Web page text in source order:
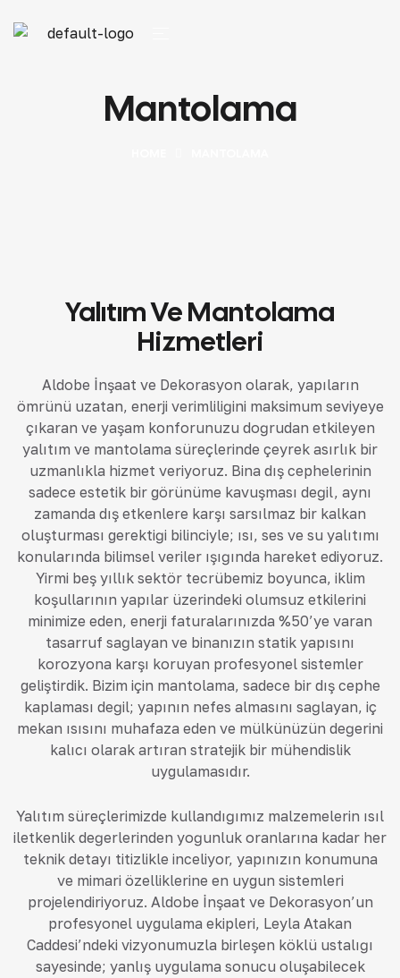
Mantolama
Yalıtım Ve Mantolama
Hizmetleri
Aldobe İnşaat ve Dekorasyon olarak, yapıların
ömrünü uzatan, enerji verimliliğini maksimum seviyeye
çıkaran ve yaşam konforunuzu doğrudan etkileyen
yalıtım ve mantolama süreçlerinde çeyrek asırlık bir
uzmanlıkla hizmet veriyoruz. Bina dış cephelerinin
sadece estetik bir görünüme kavuşması değil, aynı
zamanda dış etkenlere karşı sarsılmaz bir kalkan
oluşturması gerektiği bilinciyle; ısı, ses ve su yalıtımı
konularında bilimsel veriler ışığında hareket ediyoruz.
Yirmi beş yıllık sektör tecrübemiz boyunca, iklim
koşullarının yapılar üzerindeki olumsuz etkilerini
minimize eden, enerji faturalarınızda %50’ye varan
tasarruf sağlayan ve binanızın statik yapısını
korozyona karşı koruyan profesyonel sistemler
geliştirdik. Bizim için mantolama, sadece bir dış cephe
kaplaması değil; yapının nefes almasını sağlayan, iç
mekan ısısını muhafaza eden ve mülkünüzün değerini
kalıcı olarak artıran stratejik bir mühendislik
uygulamasıdır.
Yalıtım süreçlerimizde kullandığımız malzemelerin ısıl
iletkenlik değerlerinden yoğunluk oranlarına kadar her
teknik detayı titizlikle inceliyor, yapınızın konumuna
ve mimari özelliklerine en uygun sistemleri
projelendiriyoruz. Aldobe İnşaat ve Dekorasyon’un
profesyonel uygulama ekipleri, Leyla Atakan
Caddesi’ndeki vizyonumuzla birleşen köklü ustalığı
sayesinde; yanlış uygulama sonucu oluşabilecek